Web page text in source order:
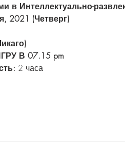
в Интеллектуально-
2021 (Четверг)
В 07.15 pm
2 часа